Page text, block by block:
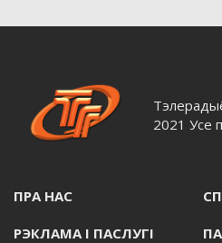
2021 Усе
ПРА НАС
РЭКЛАМА I ПАСЛУГI